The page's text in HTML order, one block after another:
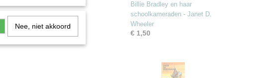
Billie Bradley en haar
schoolkameraden - Janet D.
Wheeler
€ 1,50
Nee, niet akkoord